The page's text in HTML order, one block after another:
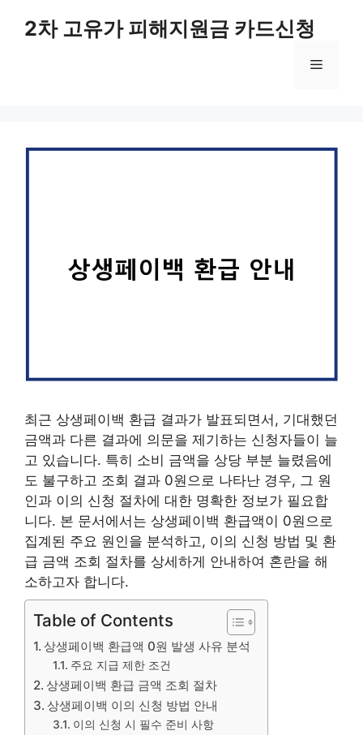
2차 고유가 피해지원금 카드신청
메
최근 상생페이백 환급 결과가 발표되면서, 기대했던
금액과 다른 결과에 의문을 제기하는 신청자들이 늘
고 있습니다. 특히 소비 금액을 상당 부분 늘렸음에
도 불구하고 조회 결과 0원으로 나타난 경우, 그 원
인과 이의 신청 절차에 대한 명확한 정보가 필요합
니다. 본 문서에서는 상생페이백 환급액이 0원으로
집계된 주요 원인을 분석하고, 이의 신청 방법 및 환
급 금액 조회 절차를 상세하게 안내하여 혼란을 해
소하고자 합니다.
Table of Contents
상생페이백 환급액 0원 발생 사유 분석
주요 지급 제한 조건
상생페이백 환급 금액 조회 절차
상생페이백 이의 신청 방법 안내
이의 신청 시 필수 준비 사항